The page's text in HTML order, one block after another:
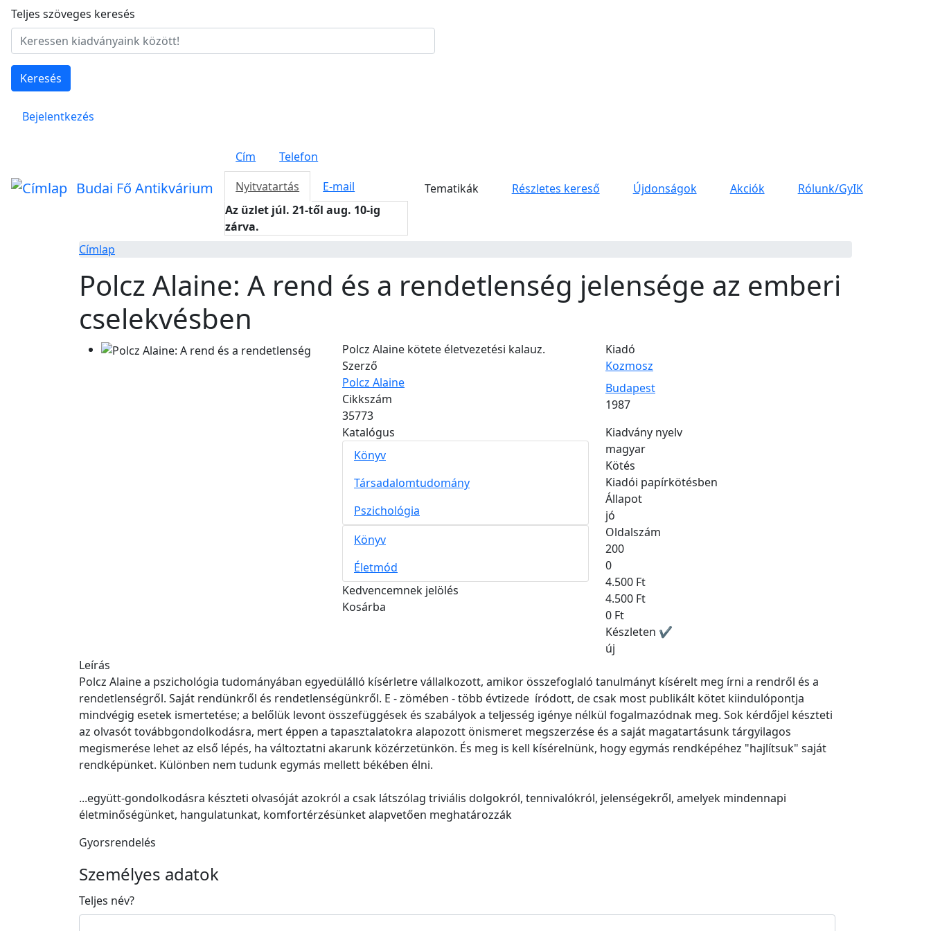
Ugrás a tartalomra
Teljes szöveges keresés
Keresés
Felhasználói fiók menüje
Bejelentkezés
Budai Fő Antikvárium
Cím
Telefon
Nyitvatartás
E-mail
Az üzlet júl. 21-től aug. 10-ig
zárva.
Tematikák Részletes kereső Újdonságok Akciók Rólunk/GyIK
Címlap
Polcz Alaine: A rend és a rendetlenség jelensége az emberi
cselekvésben
Hozzáfűzések
Polcz ​Alaine kötete életvezetési kalauz.
Szerző
Polcz Alaine
Cikkszám
35773
Katalógus
Könyv
Társadalomtudomány
Pszichológia
Könyv
Életmód
Kedvencemnek jelölés
Kosárba
Kiadó
Kozmosz
Kiadás helye
Budapest
Kiadás éve
1987
Kiadvány nyelv
magyar
Kötés
Kiadói papírkötésben
Állapot
jó
Oldalszám
200
0
4.500 Ft
4.500 Ft
0 Ft
Készleten ✔
új
Leírás
Polcz Alaine a pszichológia tudományában egyedülálló kísérletre vállalkozott, amikor összefoglaló tanulmányt kísérelt meg írni a rendről és a
rendetlenségről. Saját rendünkről és rendetlenségünkről. E - zömében - több évtizede íródott, de csak most publikált kötet kiindulópontja
mindvégig esetek ismertetése; a belőlük levont összefüggések és szabályok a teljesség igénye nélkül fogalmazódnak meg. Sok kérdőjel készteti
az olvasót továbbgondolkodásra, mert éppen a tapasztalatokra alapozott önismeret megszerzése és a saját magatartásunk tárgyilagos
megismerése lehet az első lépés, ha változtatni akarunk közérzetünkön. És meg is kell kísérelnünk, hogy egymás rendképéhez "hajlítsuk" saját
rendképünket. Különben nem tudunk egymás mellett békében élni.
...együtt-gondolkodásra készteti olvasóját azokról a csak látszólag triviális dolgokról, tennivalókról, jelenségekről, amelyek mindennapi
életminőségünket, hangulatunkat, komfortérzésünket alapvetően meghatározzák
Gyorsrendelés
Személyes adatok
Teljes név?